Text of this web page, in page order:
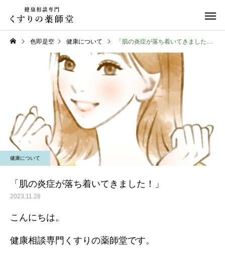
日常のこと
熊本県代表有明高校、初戦
突破おめでとう！
日常のこと
令和８年熊本地震
色即是空 健康について 「肌の炎症が落ち着いてきました！」
健康について
「肌の炎症が落ち着いてきました！」
2023.11.28
こんにちは。
健康相談専門くすりの薬師堂です。